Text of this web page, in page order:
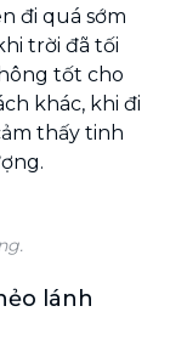
đi quá sớm
trời đã tối
tốt cho
khác, khi đi
thấy tinh
lánh